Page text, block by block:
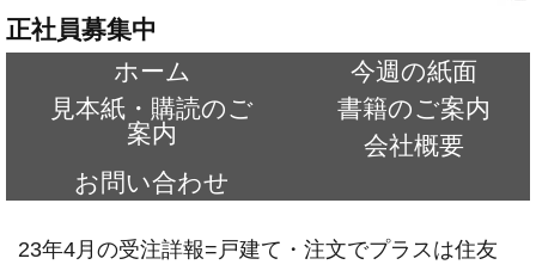
正社員募集中
ホーム
今週の紙面
見本紙・購読のご
案内
書籍のご案内
会社概要
お問い合わせ
23年4月の受注詳報=戸建て・注文でプラスは住友